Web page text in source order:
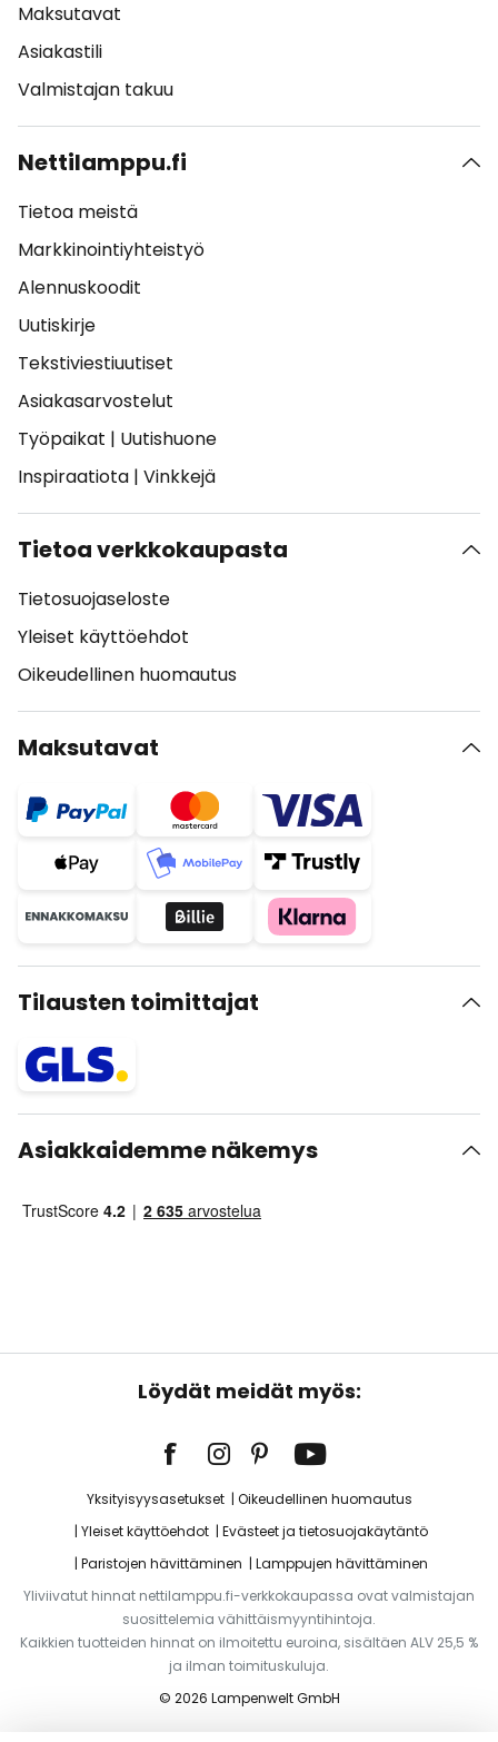
Maksutavat
Asiakastili
Valmistajan takuu
Nettilamppu.fi
Tietoa meistä
Markkinointiyhteistyö
Alennuskoodit
Uutiskirje
Tekstiviestiuutiset
Asiakasarvostelut
Työpaikat | Uutishuone
Inspiraatiota | Vinkkejä
Tietoa verkkokaupasta
Tietosuojaseloste
Yleiset käyttöehdot
Oikeudellinen huomautus
Maksutavat
Tilausten toimittajat
Asiakkaidemme näkemys
Löydät meidät myös:
Yksityisyysasetukset
Oikeudellinen huomautus
Yleiset käyttöehdot
Evästeet ja tietosuojakäytäntö
Paristojen hävittäminen
Lamppujen hävittäminen
Yliviivatut hinnat nettilamppu.fi-verkkokaupassa ovat valmistajan
suosittelemia vähittäismyyntihintoja.
Kaikkien tuotteiden hinnat on ilmoitettu euroina, sisältäen ALV 25,5 %
ja ilman toimituskuluja.
© 2026 Lampenwelt GmbH